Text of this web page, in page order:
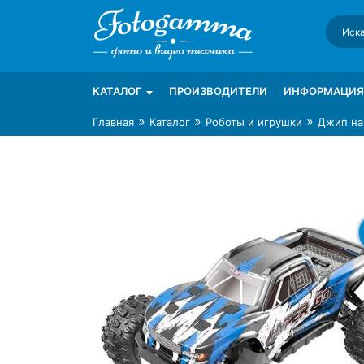
Интернет-магазин фототехники Foto-
Магазин фотоаксессуаров foto-gamma.ru
КАТАЛОГ ПРОИЗВОДИТЕЛИ ИНФОРМАЦИЯ
Главная » Каталог » Роботы и игрушки » Джип на